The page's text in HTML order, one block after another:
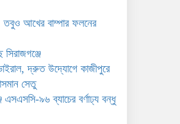
প্রতিবন্ধীদের বিনামূল্যে
স্নাতকোত্তর, সিরাজগঞ্জের
সরকারি চাকরি দিলেন
আখের বাম্পার ফলনের
সিরাজগঞ্জে
দ্রুত উদ্যোগে কাজীপুরে
সেতু
৯৬ ব্যাচের বর্ণাঢ্য বন্ধু